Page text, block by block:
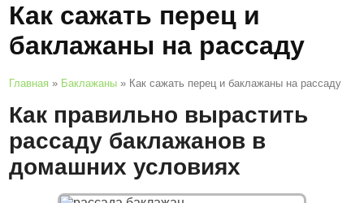
Как сажать перец и
баклажаны на рассаду
Главная » Баклажаны » Как сажать перец и баклажаны на рассаду
Как правильно вырастить
рассаду баклажанов в
домашних условиях